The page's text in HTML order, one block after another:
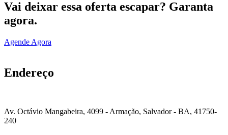
Vai deixar essa oferta escapar? Garanta
agora.
Agende Agora
Endereço
Av. Octávio Mangabeira, 4099 - Armação, Salvador - BA, 41750-
240